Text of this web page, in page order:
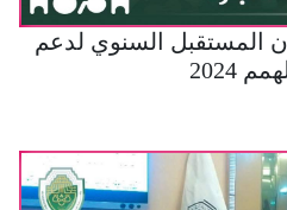
المستقبل السنوي لدعم
2024